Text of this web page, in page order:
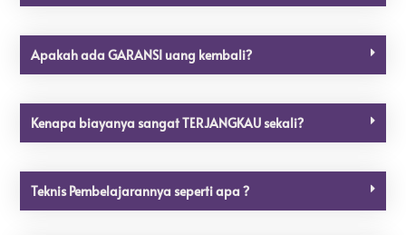
Apakah ada GARANSI uang kembali?
Kenapa biayanya sangat TERJANGKAU sekali?
Teknis Pembelajarannya seperti apa ?